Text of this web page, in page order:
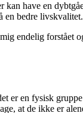
have en
en bedre livskvalitet.
endelig
er en fysisk
at de ikke er